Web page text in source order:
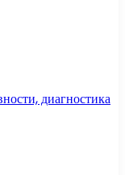
диагностика